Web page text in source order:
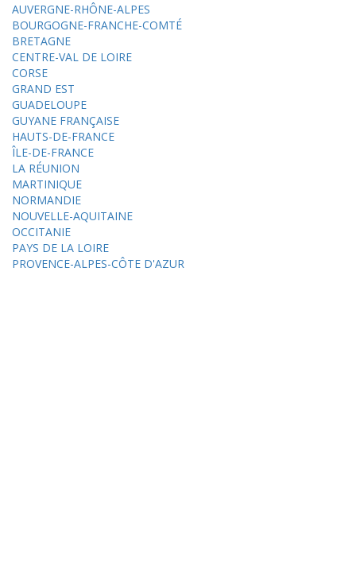
AUVERGNE-RHÔNE-ALPES
BOURGOGNE-FRANCHE-COMTÉ
BRETAGNE
CENTRE-VAL DE LOIRE
CORSE
GRAND EST
GUADELOUPE
GUYANE FRANÇAISE
HAUTS-DE-FRANCE
ÎLE-DE-FRANCE
LA RÉUNION
MARTINIQUE
NORMANDIE
NOUVELLE-AQUITAINE
OCCITANIE
PAYS DE LA LOIRE
PROVENCE-ALPES-CÔTE D'AZUR